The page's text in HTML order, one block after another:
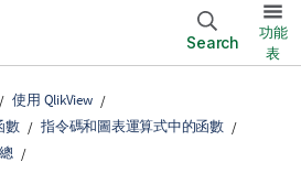
Search
功能
表
使用 QlikView
數
指令碼和圖表運算式中的函數